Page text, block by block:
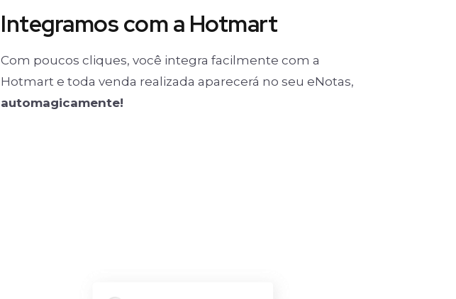
Integramos com a Hotmart
Com poucos cliques, você integra facilmente com a
Hotmart e toda venda realizada aparecerá no seu eNotas,
automagicamente!